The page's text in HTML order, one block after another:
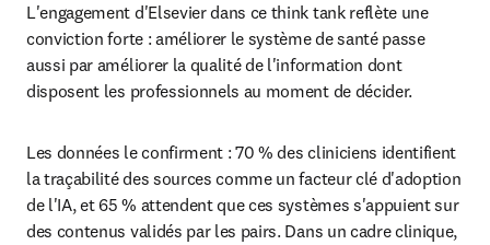
L'engagement d'Elsevier dans ce think tank reflète une
conviction forte : améliorer le système de santé passe
aussi par améliorer la qualité de l'information dont
disposent les professionnels au moment de décider.
Les données le confirment : 70 % des cliniciens identifient
la traçabilité des sources comme un facteur clé d'adoption
de l'IA, et 65 % attendent que ces systèmes s'appuient sur
des contenus validés par les pairs. Dans un cadre clinique,